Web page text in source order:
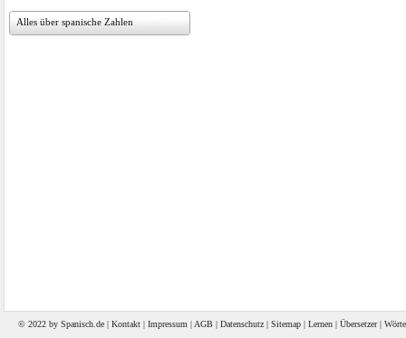
Alles über spanische Zahlen
© 2022 by Spanisch .de | Kontakt | Impressum | AGB | Datenschutz | Sitemap | Lernen | Übersetzer|